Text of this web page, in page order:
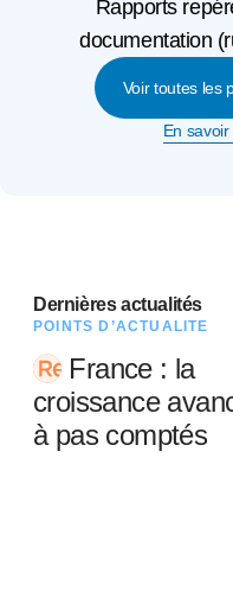
Rapports
documentation
Voir toutes les
En
Dernières actualités
POINTS D’ACTUALITÉ
France : la
croissance
à pas comptés